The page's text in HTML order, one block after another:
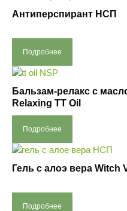
Антиперспирант НСП
Подробнее
Бальзам-релакс с
Relaxing TT Oil
Подробнее
Гель с алоэ вера Witch
Подробнее